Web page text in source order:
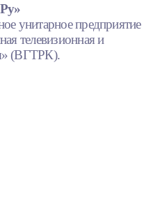
унитарное предприятие
телевизионная и
(ВГТРК).